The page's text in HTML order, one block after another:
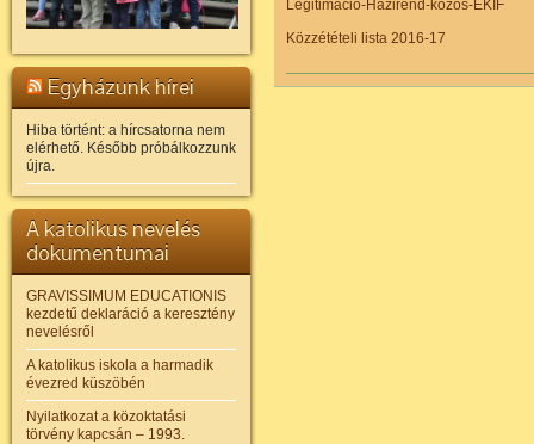
Egyházunk hírei
Hiba történt: a hírcsatorna nem
elérhető. Később próbálkozzunk
újra.
A katolikus nevelés
dokumentumai
GRAVISSIMUM EDUCATIONIS
kezdetű deklaráció a keresztény
nevelésről
A katolikus iskola a harmadik
évezred küszöbén
Nyilatkozat a közoktatási
törvény kapcsán – 1993.
Legitimacio-Hazirend-kozos-EKIF
Közzétételi lista 2016-17